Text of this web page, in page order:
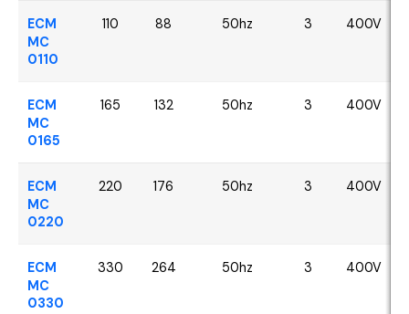
ECM
MC
0110
110 88 50hz 3 400V
ECM
MC
0165
165 132 50hz 3 400V
ECM
MC
0220
220 176 50hz 3 400V
ECM
MC
0330
330 264 50hz 3 400V